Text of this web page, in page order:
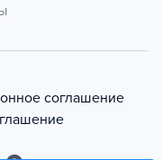
соглашение